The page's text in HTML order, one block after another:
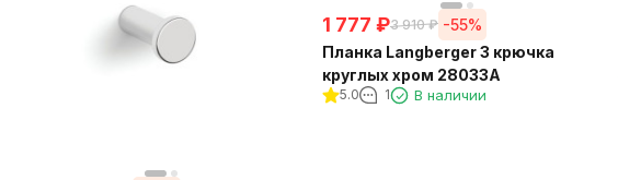
1 777 ₽3 910 ₽ -55%
Планка Langberger 3 крючка
круглых хром 28033A
5.0 1 В наличии